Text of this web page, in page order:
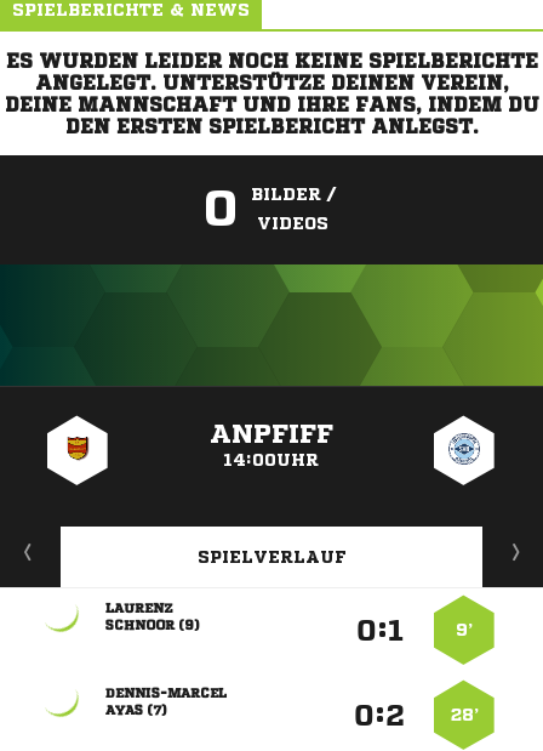
SPIELBERICHTE & NEWS
ES WURDEN LEIDER NOCH KEINE SPIELBERICHTE
ANGELEGT. UNTERSTÜTZE DEINEN VEREIN,
DEINE MANNSCHAFT UND IHRE FANS, INDEM DU
DEN ERSTEN SPIELBERICHT ANLEGST.
0
BILDER /
VIDEOS
ANPFIFF
14:00UHR
SPIELVERLAUF
9’
:

 
28’
:

 